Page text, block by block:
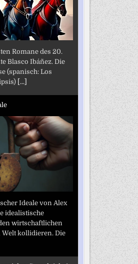
Romane des 20.
Blasco Ibáñez. Die
(spanisch: Los
[...]
Ideale von Alex
idealistische
wirtschaftlichen
Welt kollidieren. Die